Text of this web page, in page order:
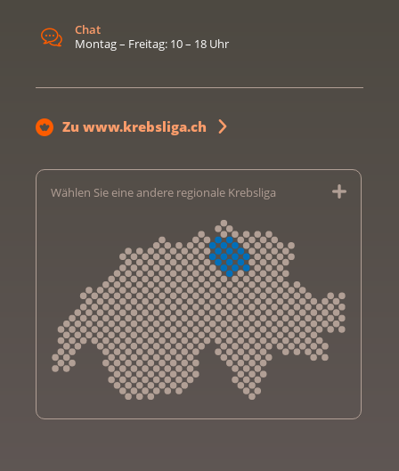
Chat
Montag – Freitag: 10 – 18 Uhr
Zu www.krebsliga.ch
Wählen Sie eine andere regionale Krebsliga